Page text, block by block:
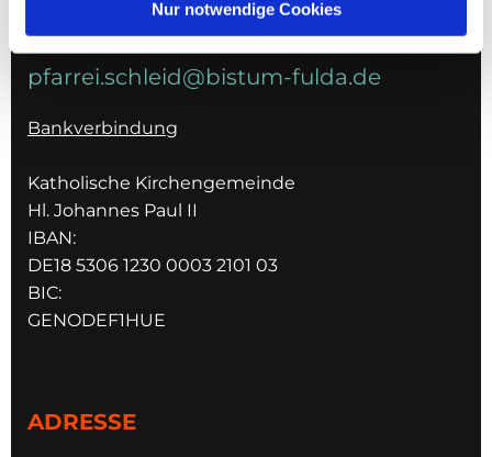
Nur notwendige Cookies
pfarrei.schleid@bistum-fulda.de
Bankverbindung
Katholische Kirchengemeinde
Hl. Johannes Paul II
IBAN:
DE18 5306 1230 0003 2101 03
BIC:
GENODEF1HUE
ADRESSE